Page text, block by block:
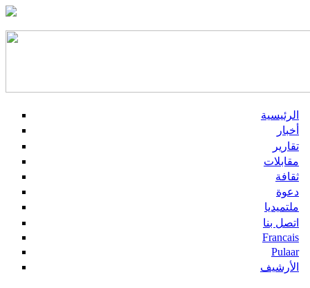
الرئيسية
أخبار
تقارير
مقابلات
ثقافة
دعوة
ملتميديا
اتصل بنا
Francais
Pulaar
الأرشيف